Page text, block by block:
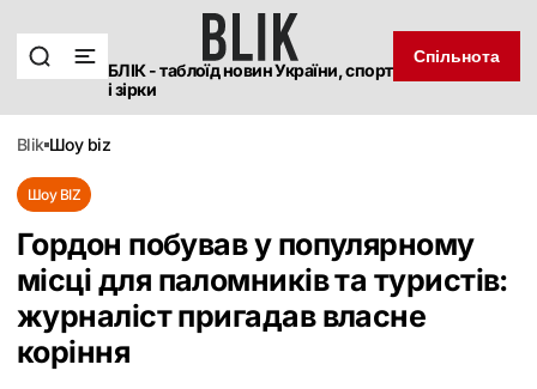
БЛІК - таблоїд новин України, спорт
і зірки
Спільнота
blik шоу biz
Шоу BIZ
Гордон побував у популярному
місці для паломників та туристів:
журналіст пригадав власне
коріння